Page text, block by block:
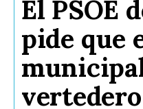
El PSOE
pide que